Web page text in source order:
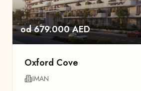
od 679.000 AED
Oxford Cove
IMAN